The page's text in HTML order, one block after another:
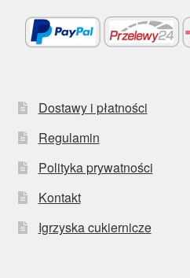
Dostawy i płatności
Regulamin
Polityka prywatności
Kontakt
Igrzyska cukiernicze